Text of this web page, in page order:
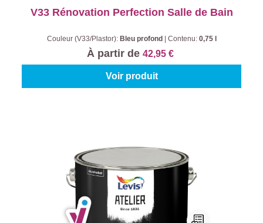
V33 Rénovation Perfection Salle de Bain
Couleur (V33/Plastor): Bleu profond Contenu: 0,75 l
À partir de 42,95 €
Voir produit